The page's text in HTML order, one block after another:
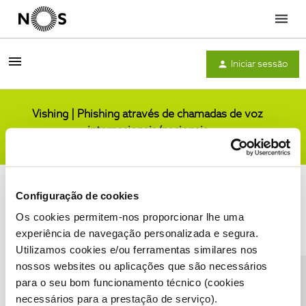
Configuração de cookies
Os cookies permitem-nos proporcionar lhe uma
experiência de navegação personalizada e segura.
Utilizamos cookies e/ou ferramentas similares nos
nossos websites ou aplicações que são necessários
para o seu bom funcionamento técnico (cookies
necessários para a prestação de serviço).
Menu
Iniciar sessão
Vishing | Phishing através de chamadas de voz
internacionais/nacionais
Condições do Fórum NOS Accessibility statement